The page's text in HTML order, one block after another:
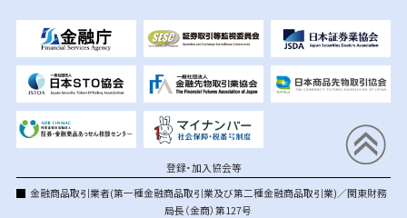
登録・加入協会等
金融商品取引業者(第一種金融商品取引業及び第二種金融商品取引業)／関東財務
局長（金商）第127号